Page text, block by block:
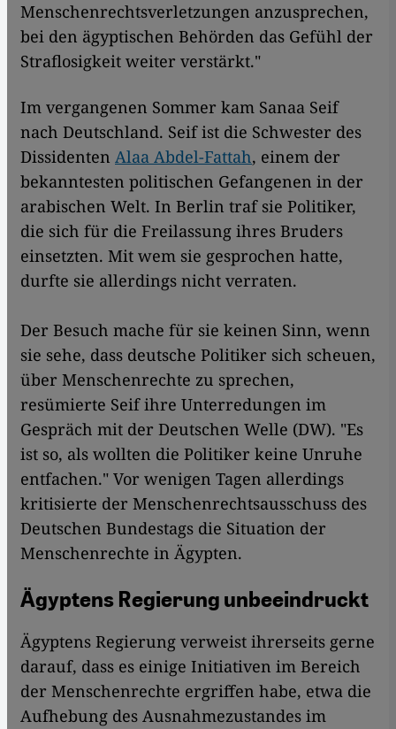
Menschenrechtsverletzungen anzusprechen,
bei den ägyptischen Behörden das Gefühl der
Straflosigkeit weiter verstärkt."
Im vergangenen Sommer kam Sanaa Seif
nach Deutschland. Seif ist die Schwester des
Dissidenten Alaa Abdel-Fattah, einem der
bekanntesten politischen Gefangenen in der
arabischen Welt. In Berlin traf sie Politiker,
die sich für die Freilassung ihres Bruders
einsetzten. Mit wem sie gesprochen hatte,
durfte sie allerdings nicht verraten.
Der Besuch mache für sie keinen Sinn, wenn
sie sehe, dass deutsche Politiker sich scheuen,
über Menschenrechte zu sprechen,
resümierte Seif ihre Unterredungen im
Gespräch mit der Deutschen Welle (DW). "Es
ist so, als wollten die Politiker keine Unruhe
entfachen." Vor wenigen Tagen allerdings
kritisierte der Menschenrechtsausschuss des
Deutschen Bundestags die Situation der
Menschenrechte in Ägypten.
Ägyptens Regierung unbeeindruckt
Ägyptens Regierung verweist ihrerseits gerne
darauf, dass es einige Initiativen im Bereich
der Menschenrechte ergriffen habe, etwa die
Aufhebung des Ausnahmezustandes im